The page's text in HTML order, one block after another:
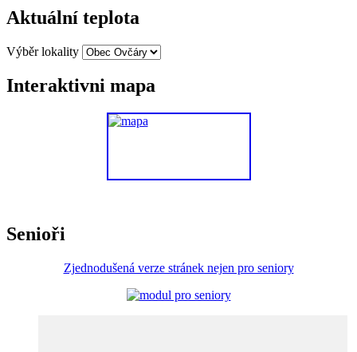
Aktuální teplota
Výběr lokality
Interaktivni mapa
Senioři
Zjednodušená verze stránek nejen pro seniory